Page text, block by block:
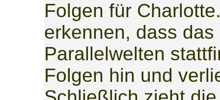
Folgen für
erkennen, dass
Parallelwelten
Folgen hin und